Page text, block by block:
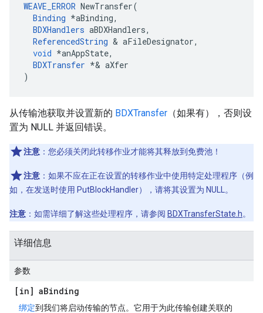
WEAVE_ERROR NewTransfer(
Binding *aBinding,
BDXHandlers aBDXHandlers,
ReferencedString & aFileDesignator,
void *anAppState,
BDXTransfer *& aXfer
)
从传输池获取并设置新的 BDXTransfer （如果有），否则设
置为 NULL 并返回错误。
注意 ：您必须关闭此转移作业才能将其释放到免费池！
注意 ：如果不应在正在设置的转移作业中使用特定处理程序（例
如，在发送时使用 PutBlockHandler），请将其设置为 NULL。
注意 ：如需详细了解这些处理程序，请参阅 BDXTransferState.h。
详细信息
参数
[in] aBinding
绑定到我们将启动传输的节点。它用于为此传输创建关联的